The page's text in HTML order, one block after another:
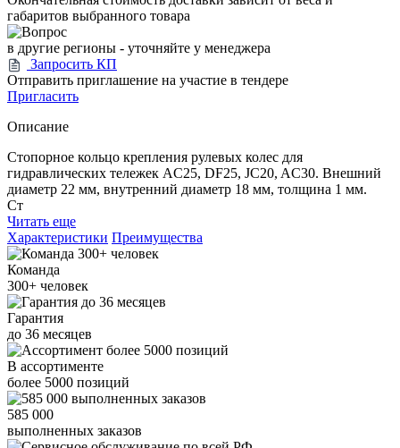
габаритов выбранного товара
в другие регионы - уточняйте у менеджера
Запросить КП
Отправить приглашение на участие в тендере
Пригласить
Описание
Стопорное кольцо крепления рулевых колес для
гидравлических тележек AC25, DF25, JC20, AC30. Внешний
диаметр 22 мм, внутренний диаметр 18 мм, толщина 1 мм.
Ст
Читать еще
Характеристики Преимущества
Команда
300+ человек
Гарантия
до 36 месяцев
В ассортименте
более 5000 позиций
585 000
выполненных заказов